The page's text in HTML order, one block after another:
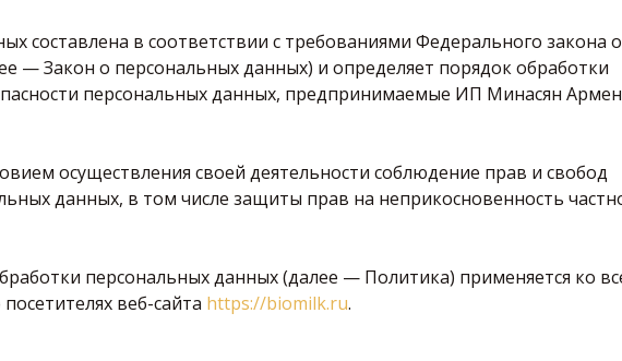
составлена в соответствии с требованиями Федерального закона
— Закон о персональных данных) и определяет порядок обработки
персональных данных, предпринимаемые ИП Минасян Армен
осуществления своей деятельности соблюдение прав и свобод
данных, в том числе защиты прав на неприкосновенность
персональных данных (далее — Политика) применяется ко
веб-сайта https://biomilk.ru.